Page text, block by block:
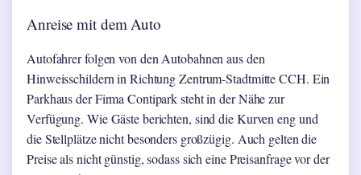
Anreise mit dem Auto
Autofahrer folgen von den Autobahnen aus den
Hinweisschildern in Richtung Zentrum-Stadtmitte CCH. Ein
Parkhaus der Firma Contipark steht in der Nähe zur
Verfügung. Wie Gäste berichten, sind die Kurven eng und
die Stellplätze nicht besonders großzügig. Auch gelten die
Preise als nicht günstig, sodass sich eine Preisanfrage vor der